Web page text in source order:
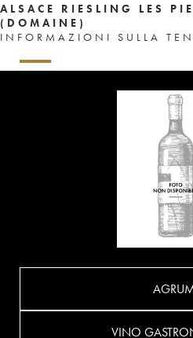
ALSACE RIESLING LES
(DOMAINE)
INFORMAZIONI SULLA
VINO